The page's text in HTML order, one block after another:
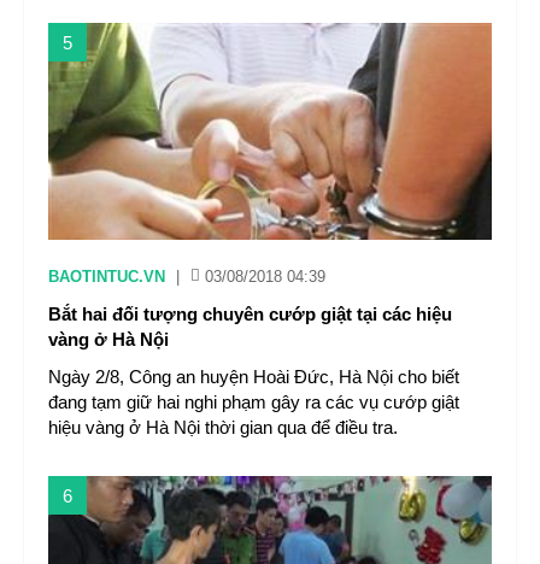
5
BAOTINTUC.VN 03/08/2018 04:39
Bắt hai đối tượng chuyên cướp giật tại các hiệu
vàng ở Hà Nội
Ngày 2/8, Công an huyện Hoài Đức, Hà Nội cho biết
đang tạm giữ hai nghi phạm gây ra các vụ cướp giật
hiệu vàng ở Hà Nội thời gian qua để điều tra.
6